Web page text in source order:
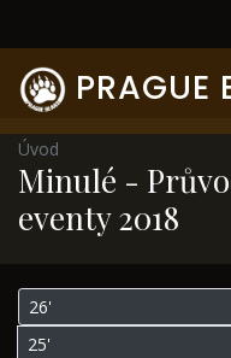
PRAGUE
Úvod
Minulé -
eventy 2018
26'
25'